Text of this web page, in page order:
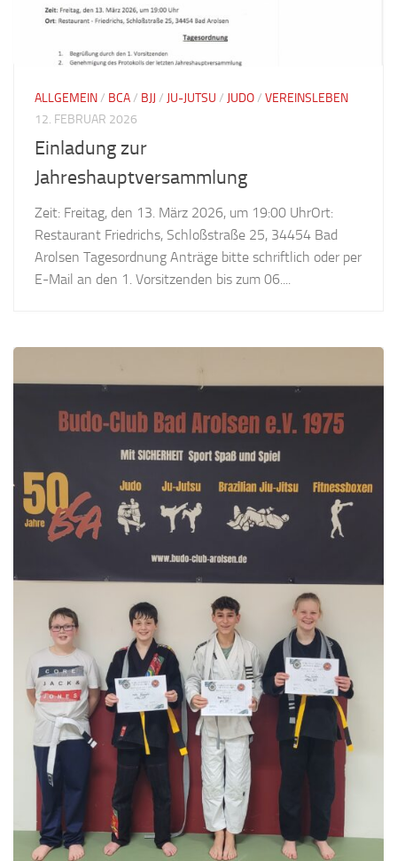
ALLGEMEIN/ BCA/ BJJ / JU-JUTSU / JUDO/ VEREINSLEBEN
12. FEBRUAR 2026
Einladung zur
Jahreshauptversammlung
Zeit: Freitag, den 13. März 2026, um 19:00 UhrOrt:
Restaurant Friedrichs, Schloßstraße 25, 34454 Bad
Arolsen Tagesordnung Anträge bitte schriftlich oder per
E-Mail an den 1. Vorsitzenden bis zum 06....